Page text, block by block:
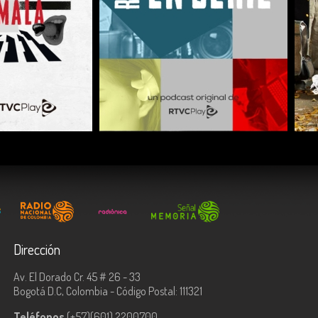
COMPARTIR
Dirección
Av. El Dorado Cr. 45 # 26 - 33
Bogotá D.C, Colombia - Código Postal: 111321